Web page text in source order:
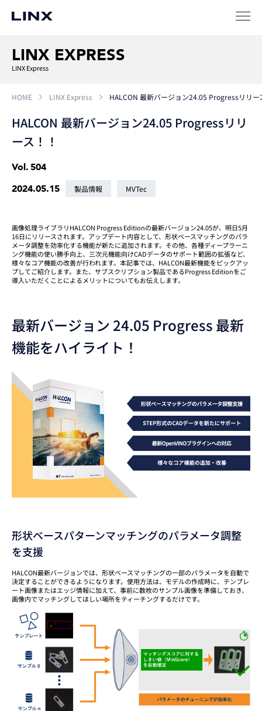
LINX EXPRESS
LINX Express
HOME LINX Express HALCON 最新バージョン24.05 Progressリリー
HALCON 最新バージョン24.05 Progressリリ
ース！！
Vol. 504
2024.05.15
製品情報 MVTec
画像処理ライブラリHALCON Progress Editionの最新バージョン24.05が、明日5月
16日にリリースされます。アップデート内容として、形状ベースマッチングのパラ
メータ調整を効率化する機能が新たに追加されます。その他、各種ディープラーニ
ング機能の使い勝手向上、三次元機能向けCADデータのサポート範囲の拡張など、
様々なコア機能の改善が行われます。本記事では、HALCON最新機能をピックアッ
プしてご紹介します。また、サブスクリプション製品であるProgress Editionをご
導入いただくことによるメリットについてもお伝えします。
最新バージョン 24.05 Progress 最新
機能をハイライト！
形状ベースパターンマッチングのパラメータ調整
を支援
HALCON最新バージョンでは、形状ベースマッチングの一部のパラメータを自動で
決定することができるようになります。使用方法は、モデルの作成時に、テンプレ
ート画像またはエッジ情報に加えて、事前に数枚のサンプル画像を準備しておき、
画像内でマッチングしてほしい場所をティーチングするだけです。